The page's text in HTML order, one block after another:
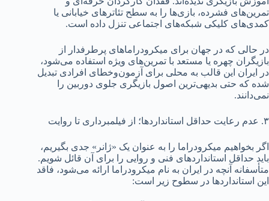
تمرین‌های فشرده، بازی‌ها را به سطح تئاترهای خیابانی یا
کمدی‌های کلیکی شبکه‌های اجتماعی تنزل داده است.
در حالی که در جهان برای میکرودراماهای پرطرفدار از
بازیگران چهره یا مستعد با تمرین‌های ویژه استفاده می‌شود،
در ایران این قالب به محلی برای آزمون‌و‌خطای افرادی تبدیل
شده که حتی بدیهی‌ترین اصول بازیگری جلوی دوربین را
نمی‌دانند.
۳. عدم رعایت حداقل استانداردها؛ از فیلمبرداری تا روایت
اگر بخواهیم میکرودراما را به عنوان یک «ژانر» جدی بگیریم،
باید حداقل استانداردهای فنی و روایی را برای آن قائل شویم.
متأسفانه آنچه در ایران به نام میکرودراما ارائه می‌شود، فاقد
این استانداردها در سطوح زیر است: